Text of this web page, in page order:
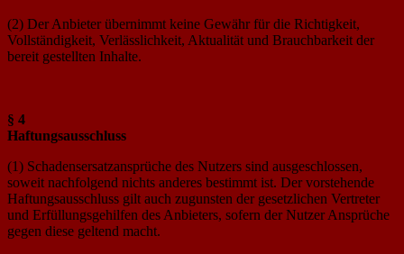
(2) Der Anbieter übernimmt keine Gewähr für die Richtigkeit,
Vollständigkeit, Verlässlichkeit, Aktualität und Brauchbarkeit der
bereit gestellten Inhalte.
§ 4
Haftungsausschluss
(1) Schadensersatzansprüche des Nutzers sind ausgeschlossen,
soweit nachfolgend nichts anderes bestimmt ist. Der vorstehende
Haftungsausschluss gilt auch zugunsten der gesetzlichen Vertreter
und Erfüllungsgehilfen des Anbieters, sofern der Nutzer Ansprüche
gegen diese geltend macht.